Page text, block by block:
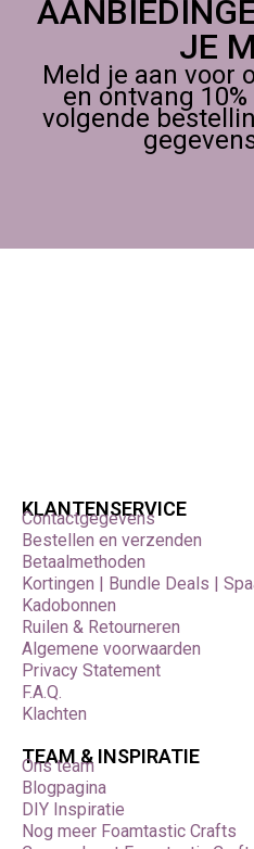
JE
Meld je aan voor
en ontvang
volgende
KLANTENSERVICE
Contactgegevens
Bestellen en verzenden
Betaalmethoden
Kortingen | Bundle Deals |
Kadobonnen
Ruilen & Retourneren
Algemene voorwaarden
Privacy Statement
F.A.Q.
Klachten
TEAM & INSPIRATIE
Ons team
Blogpagina
DIY Inspiratie
Nog meer Foamtastic Crafts